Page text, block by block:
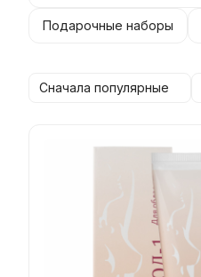
Подарочные наборы
Сначала популярные